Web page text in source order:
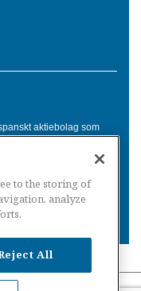
aktiebolag som
Spanien, med bas på
to the storing of
analyze
All